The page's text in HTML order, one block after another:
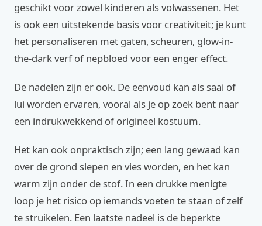
geschikt voor zowel kinderen als volwassenen. Het
is ook een uitstekende basis voor creativiteit; je kunt
het personaliseren met gaten, scheuren, glow-in-
the-dark verf of nepbloed voor een enger effect.
De nadelen zijn er ook. De eenvoud kan als saai of
lui worden ervaren, vooral als je op zoek bent naar
een indrukwekkend of origineel kostuum.
Het kan ook onpraktisch zijn; een lang gewaad kan
over de grond slepen en vies worden, en het kan
warm zijn onder de stof. In een drukke menigte
loop je het risico op iemands voeten te staan of zelf
te struikelen. Een laatste nadeel is de beperkte